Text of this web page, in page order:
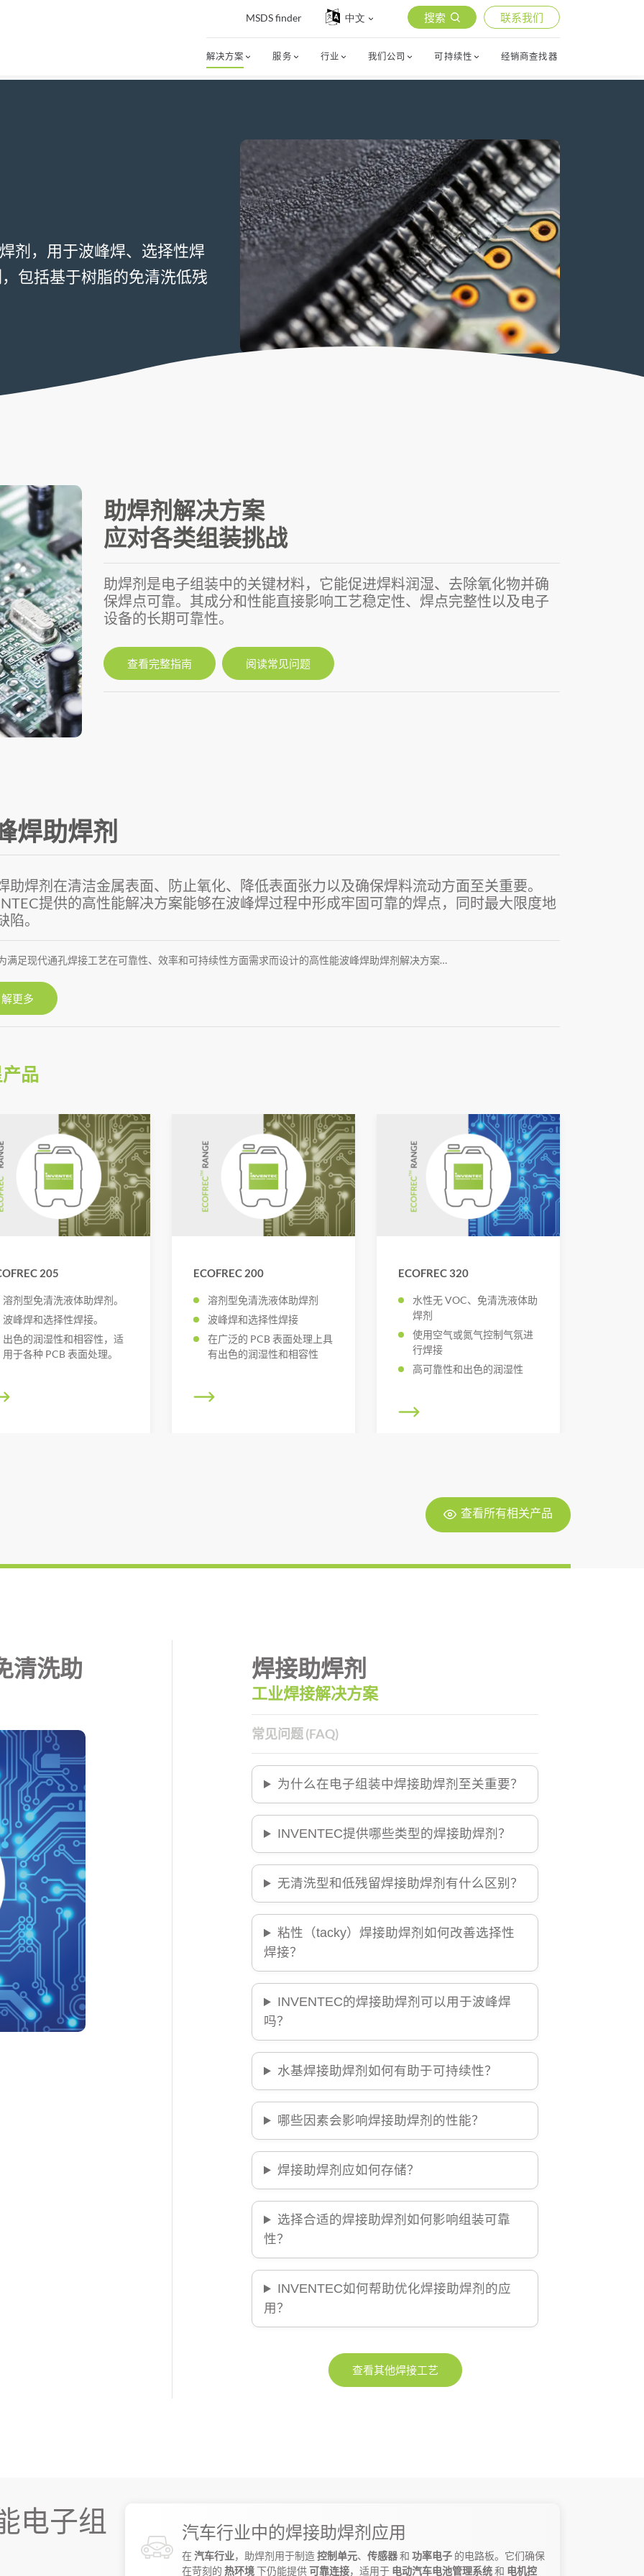
MSDS finder 中文 搜索 联系我们
解决方案 服务 行业 我们公司 可持续性 经销商查找器
剂，用于波峰焊、选择性焊
包括基于树脂的免清洗低残
助焊剂解决方案
应对各类组装挑战
助焊剂是电子组装中的关键材料，它能促进焊料润湿、去除氧化物并确
保焊点可靠。其成分和性能直接影响工艺稳定性、焊点完整性以及电子
设备的长期可靠性。
查看完整指南 阅读常见问题
焊助焊剂
助焊剂在清洁金属表面、防止氧化、降低表面张力以及确保焊料流动方面至关重要。
提供的高性能解决方案能够在波峰焊过程中形成牢固可靠的焊点，同时最大限度地
陷。
满足现代通孔焊接工艺在可靠性、效率和可持续性方面需求而设计的高性能波峰焊助焊剂解决方案…
更多
品
205
溶剂型免清洗液体助焊剂。
波峰焊和选择性焊接。
出色的润湿性和相容性，适
用于各种 PCB 表面处理。
ECOFREC 200
溶剂型免清洗液体助焊剂
波峰焊和选择性焊接
在广泛的 PCB 表面处理上具
有出色的润湿性和相容性
ECOFREC 320
水性无 VOC、免清洗液体助
焊剂
使用空气或氮气控制气氛进
行焊接
高可靠性和出色的润湿性
查看所有相关产品
清洗助 焊接助焊剂
工业焊接解决方案
常见问题 (FAQ)
为什么在电子组装中焊接助焊剂至关重要？
INVENTEC提供哪些类型的焊接助焊剂？
无清洗型和低残留焊接助焊剂有什么区别？
粘性（tacky）焊接助焊剂如何改善选择性
焊接？
INVENTEC的焊接助焊剂可以用于波峰焊
吗？
水基焊接助焊剂如何有助于可持续性？
哪些因素会影响焊接助焊剂的性能？
焊接助焊剂应如何存储？
选择合适的焊接助焊剂如何影响组装可靠
性？
INVENTEC如何帮助优化焊接助焊剂的应
用？
查看其他焊接工艺
电子组 汽车行业中的焊接助焊剂应用
在 汽车行业，助焊剂用于制造控制单元、 传感器和 功率电子 的电路板。它们确保
在苛刻的 热环境下仍能提供可靠连接，适用于 电动汽车电池管理系统和 电机控